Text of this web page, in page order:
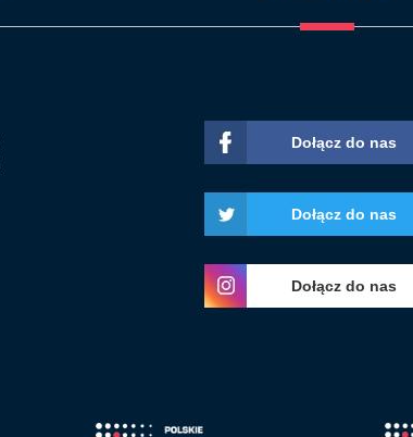
Dołącz do nas
Dołącz do nas
Dołącz do nas